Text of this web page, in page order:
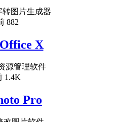
转图片生成器
882
X
源管理软件
1.4K
Pro